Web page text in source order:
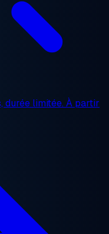
durée limitée. À partir